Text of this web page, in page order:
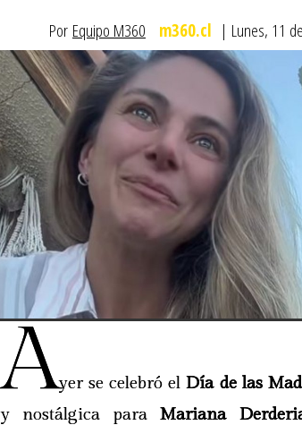
Por Equipo M360 m360.cl | Lunes, 11
Ayer se celebró elDía de las
y nostálgica paraMariana